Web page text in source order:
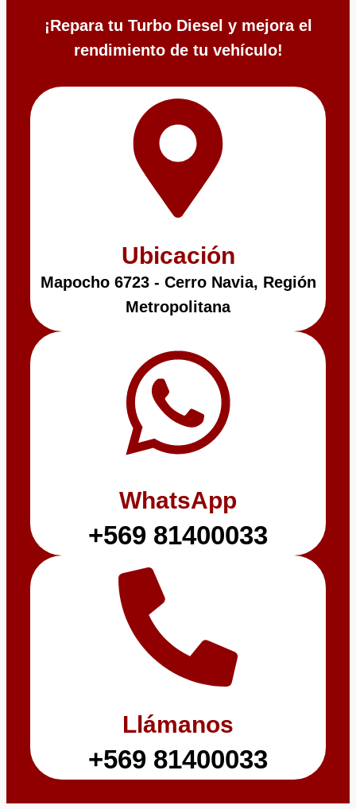
¡Repara tu Turbo Diesel y mejora el
rendimiento de tu vehículo!
Ubicación
Mapocho 6723 - Cerro Navia, Región
Metropolitana
WhatsApp
+569 81400033
Llámanos
+569 81400033